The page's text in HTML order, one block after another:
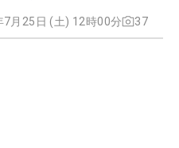
7月25日 (土) 12時00分 37